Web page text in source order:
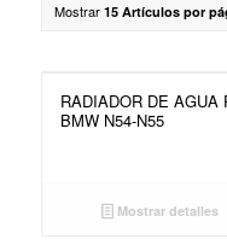
Mostrar 15 Artículos por
RADIADOR DE AGUA
BMW N54-N55
Mostrar detalles